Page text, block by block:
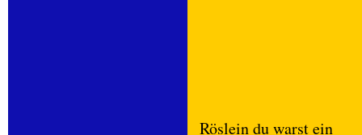
Röslein du warst ein